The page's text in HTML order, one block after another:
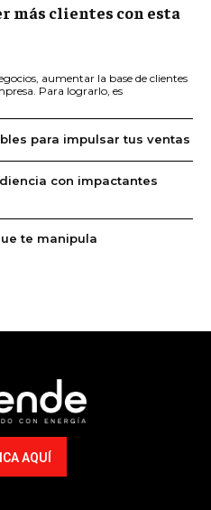
más clientes con esta
aumentar la base de clientes
Para lograrlo, es
para impulsar tus ventas
con impactantes
te manipula
AQUÍ